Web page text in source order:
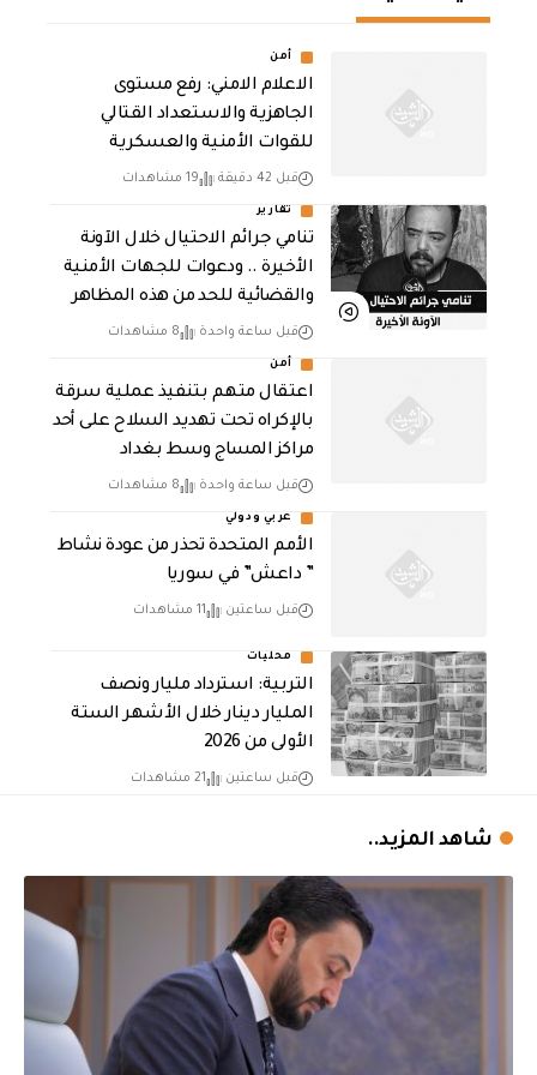
أمن
الاعلام الامني: رفع مستوى
الجاهزية والاستعداد القتالي
للقوات الأمنية والعسكرية
قبل 42 دقيقة 19 مشاهدات
تقارير
تنامي جرائم الاحتيال خلال الآونة
الأخيرة .. ودعوات للجهات الأمنية
والقضائية للحد من هذه المظاهر
قبل ساعة واحدة 8 مشاهدات
أمن
اعتقال متهم بتنفيذ عملية سرقة
بالإكراه تحت تهديد السلاح على أحد
مراكز المساج وسط بغداد
قبل ساعة واحدة 8 مشاهدات
عربي ودولي
الأمم المتحدة تحذر من عودة نشاط
” داعش” في سوريا
قبل ساعتين 11 مشاهدات
محليات
التربية: استرداد مليار ونصف
المليار دينار خلال الأشهر الستة
الأولى من 2026
قبل ساعتين 21 مشاهدات
شاهد المزيد..